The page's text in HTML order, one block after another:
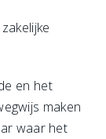
en het
maken
waar het